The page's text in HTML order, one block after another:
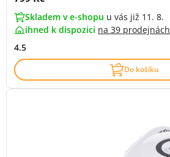
Skladem v e-shopu u vás již 11. 8.
ihned k dispozici na 39 prodejnách
4.5
Do košíku